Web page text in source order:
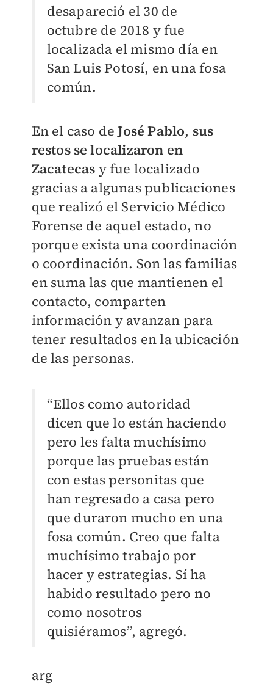
desapareció el 30 de
octubre de 2018 y fue
localizada el mismo día en
San Luis Potosí, en una fosa
común.
En el caso deJosé Pablo, sus
restos se localizaron en
Zacatecas y fue localizado
gracias a algunas publicaciones
que realizó el Servicio Médico
Forense de aquel estado, no
porque exista una coordinación
o coordinación. Son las familias
en suma las que mantienen el
contacto, comparten
información y avanzan para
tener resultados en la ubicación
de las personas.
“Ellos como autoridad
dicen que lo están haciendo
pero les falta muchísimo
porque las pruebas están
con estas personitas que
han regresado a casa pero
que duraron mucho en una
fosa común. Creo que falta
muchísimo trabajo por
hacer y estrategias. Sí ha
habido resultado pero no
como nosotros
quisiéramos”, agregó.
arg